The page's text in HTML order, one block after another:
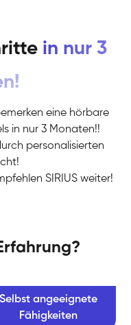
in nur 3
eine hörbare
in nur 3 Monaten!!
personalisierten
SIRIUS weiter!
Selbst angeeignete
Fähigkeiten